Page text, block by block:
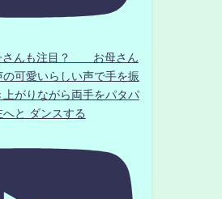
さんも注目？ お母さん
可愛いらしい声で手を振
がりながら両手をパタパ
と ダンスする